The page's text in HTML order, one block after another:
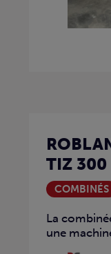
TIZ 300
COMBINÉS
La
une